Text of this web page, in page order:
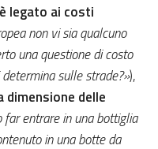
legato ai costi
non vi sia qualcuno
una questione di costo
sulle strade?»),
dimensione delle
entrare in una bottiglia
in una botte da